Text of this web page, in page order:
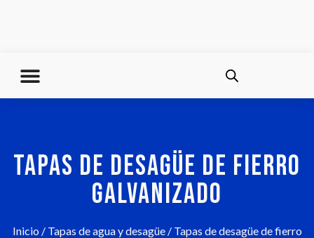
TAPAS DE DESAGÜE DE FIERRO
GALVANIZADO
Inicio/ Tapas de agua y desagüe/ Tapas de desagüe de fierro